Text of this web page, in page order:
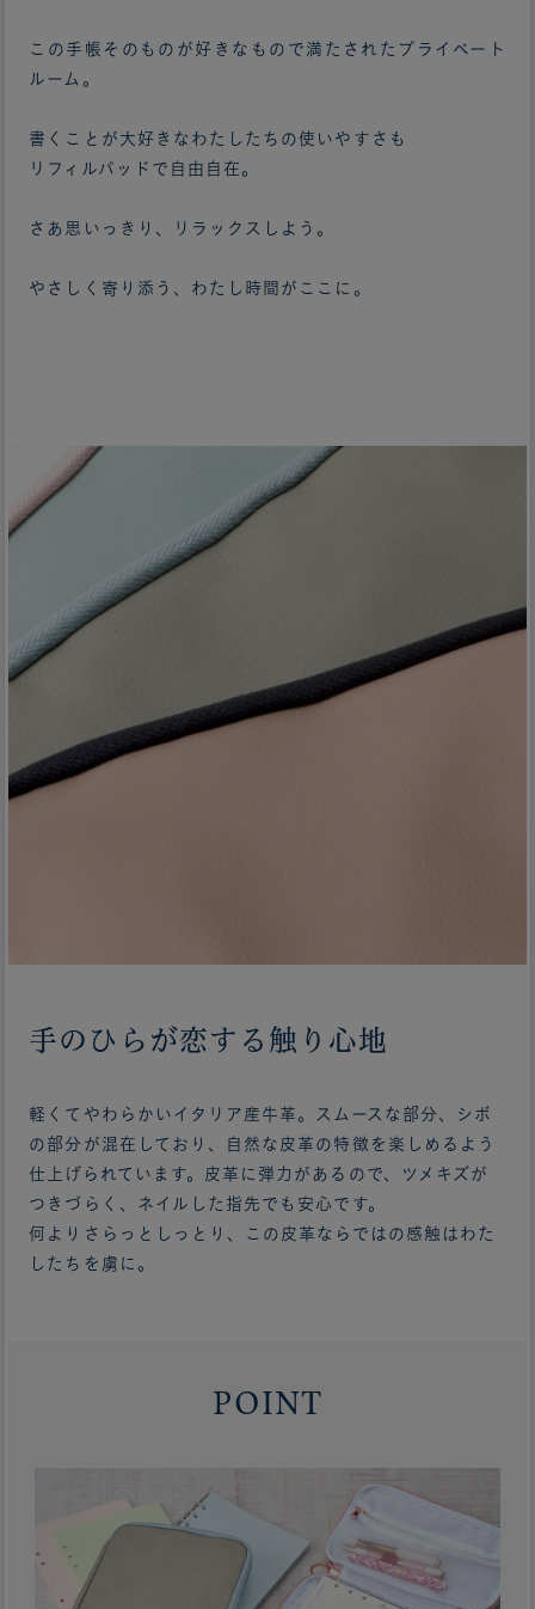
この手帳そのものが好きなもので満たされたプライベート
ルーム。
書くことが大好きなわたしたちの使いやすさも
リフィルパッドで自由自在。
さあ思いっきり、リラックスしよう。
やさしく寄り添う、わたし時間がここに。
手のひらが恋する触り心地
軽くてやわらかいイタリア産牛革。スムースな部分、シボ
の部分が混在しており、自然な皮革の特徴を楽しめるよう
仕上げられています。皮革に弾力があるので、ツメキズが
つきづらく、ネイルした指先でも安心です。
何よりさらっとしっとり、この皮革ならではの感触はわた
したちを虜に。
POINT